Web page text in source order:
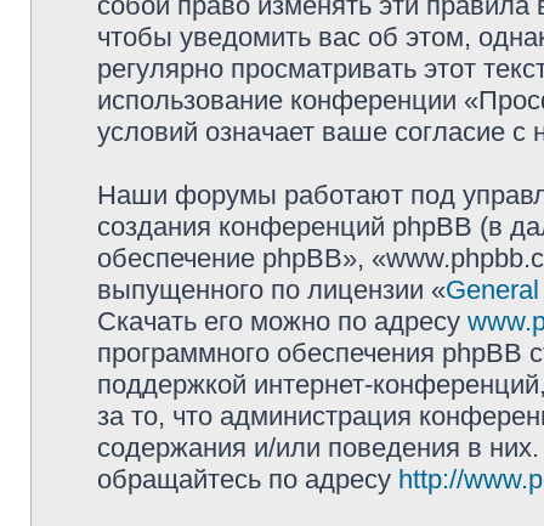
чтобы уведомить вас об этом,
регулярно просматривать этот
использование конференции
условий означает ваше согласие с
Наши форумы работают под
создания конференций phpBB (в
обеспечение phpBB»,
выпущенного по лицензии «
Скачать его можно по адресу
программного обеспечения phpBB
поддержкой интернет-
за то, что администрация
содержания и/или поведения в
обращайтесь по адресу http://